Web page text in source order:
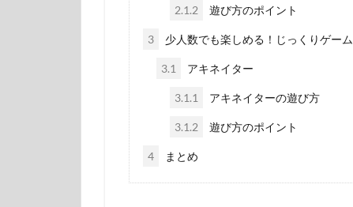
2.1.2 遊び方のポイント
3 少人数でも楽しめる！じっくりゲーム
3.1 アキネイター
3.1.1 アキネイターの遊び方
3.1.2 遊び方のポイント
4 まとめ